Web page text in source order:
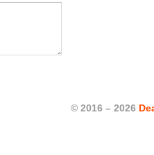
© 2016 – 2026